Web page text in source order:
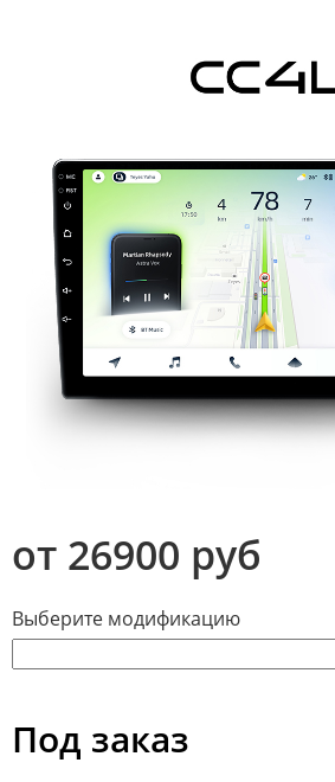
от 26900 руб
Выберите модификацию
Под заказ